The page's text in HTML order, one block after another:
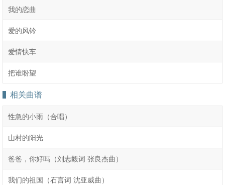
我的恋曲
爱的风铃
爱情快车
把谁盼望
相关曲谱
性急的小雨（合唱）
山村的阳光
爸爸，你好吗（刘志毅词 张良杰曲）
我们的祖国（石言词 沈亚威曲）